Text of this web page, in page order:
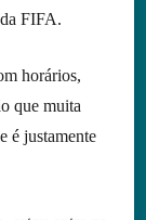
FIFA.
horários,
que muita
é justamente